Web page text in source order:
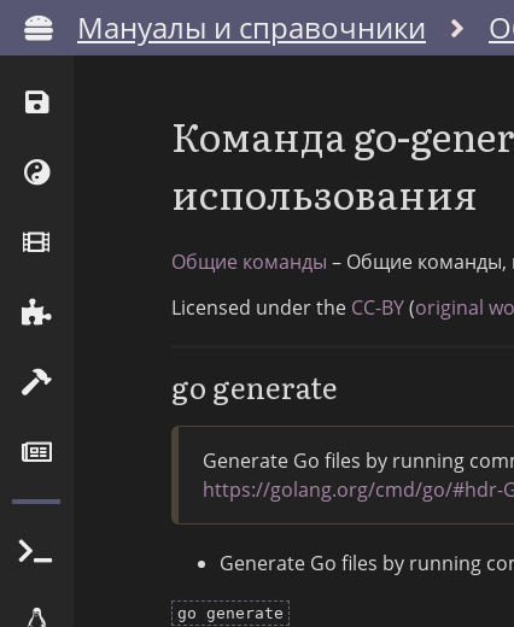
Мануалы и справочники
Команда go-
использования
Общие команды – Общие команды,
Licensed under the CC-BY(original
go generate
Generate Go files by running
https://golang.org/cmd/go/#hdr-
Generate Go files by running
go generate